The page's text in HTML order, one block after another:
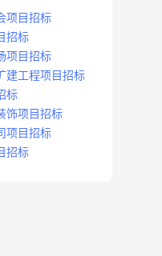
项目招标
招标
项目招标
建工程项目招标
标
饰项目招标
项目招标
招标